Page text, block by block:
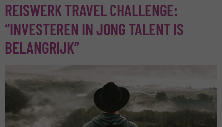
REISWERK TRAVEL CHALLENGE:
“INVESTEREN IN JONG TALENT IS
BELANGRIJK”